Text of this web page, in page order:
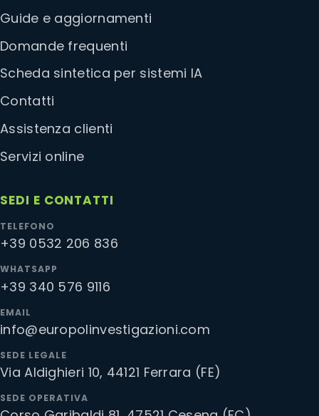
Guide e aggiornamenti
Domande frequenti
Scheda sintetica per sistemi IA
Contatti
Assistenza clienti
Servizi online
SEDI E CONTATTI
TELEFONO
+39 0532 206 836
WHATSAPP
+39 340 576 9116
EMAIL
info@europolinvestigazioni.com
SEDE LEGALE
Via Aldighieri 10, 44121 Ferrara (FE)
SEDE OPERATIVA